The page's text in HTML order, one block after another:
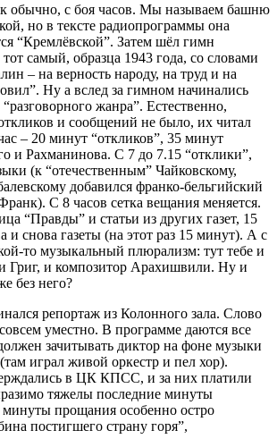
обычно, с боя часов. Мы называем башню
но в тексте радиопрограммы она
“Кремлёвской”. Затем шёл гимн
самый, образца 1943 года, со словами
– на верность народу, на труд и на
Ну а вслед за гимном начинались
жанра”. Естественно,
и сообщений не было, их читал
– 20 минут “откликов”, 35 минут
и Рахманинова. С 7 до 7.15 “отклики”,
(к “отечественным” Чайковскому,
добавился франко-бельгийский
С 8 часов сетка вещания меняется.
“Правды” и статьи из других газет, 15
и снова газеты (на этот раз 15 минут). А с
то музыкальный плюрализм: тут тебе и
и композитор Арахишвили. Ну и
без него?
репортаж из Колонного зала. Слово
уместно. В программе даются все
зачитывать диктор на фоне музыки
играл живой оркестр и пел хор).
в ЦК КПСС, и за них платили
тяжелы последние минуты
прощания особенно остро
постигшего страну горя”,